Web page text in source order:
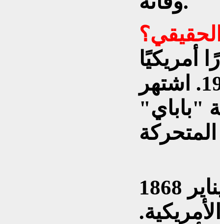
أمريكيًا
عاش بين عامي 1868 و1947. اشتهر
"باباي"
ولد فرانك فيجل في 27 يناير 1868